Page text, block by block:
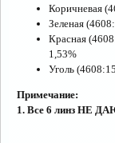
Коричневая
Зеленая
Красная
1,53%
Уголь
Примечание:
1. Все 6 линз НЕ